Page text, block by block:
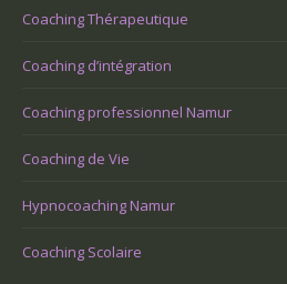
Coaching Thérapeutique
Coaching d’intégration
Coaching professionnel Namur
Coaching de Vie
Hypnocoaching Namur
Coaching Scolaire